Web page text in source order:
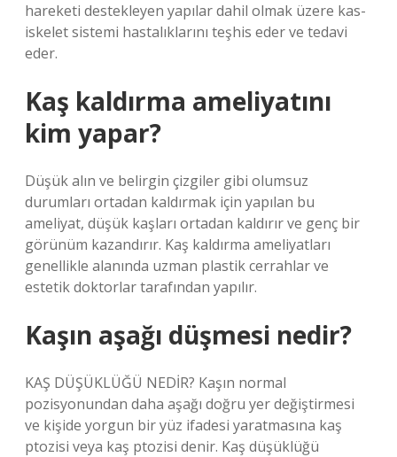
hareketi destekleyen yapılar dahil olmak üzere kas-
iskelet sistemi hastalıklarını teşhis eder ve tedavi
eder.
Kaş kaldırma ameliyatını
kim yapar?
Düşük alın ve belirgin çizgiler gibi olumsuz
durumları ortadan kaldırmak için yapılan bu
ameliyat, düşük kaşları ortadan kaldırır ve genç bir
görünüm kazandırır. Kaş kaldırma ameliyatları
genellikle alanında uzman plastik cerrahlar ve
estetik doktorlar tarafından yapılır.
Kaşın aşağı düşmesi nedir?
KAŞ DÜŞÜKLÜĞÜ NEDİR? Kaşın normal
pozisyonundan daha aşağı doğru yer değiştirmesi
ve kişide yorgun bir yüz ifadesi yaratmasına kaş
ptozisi veya kaş ptozisi denir. Kaş düşüklüğü